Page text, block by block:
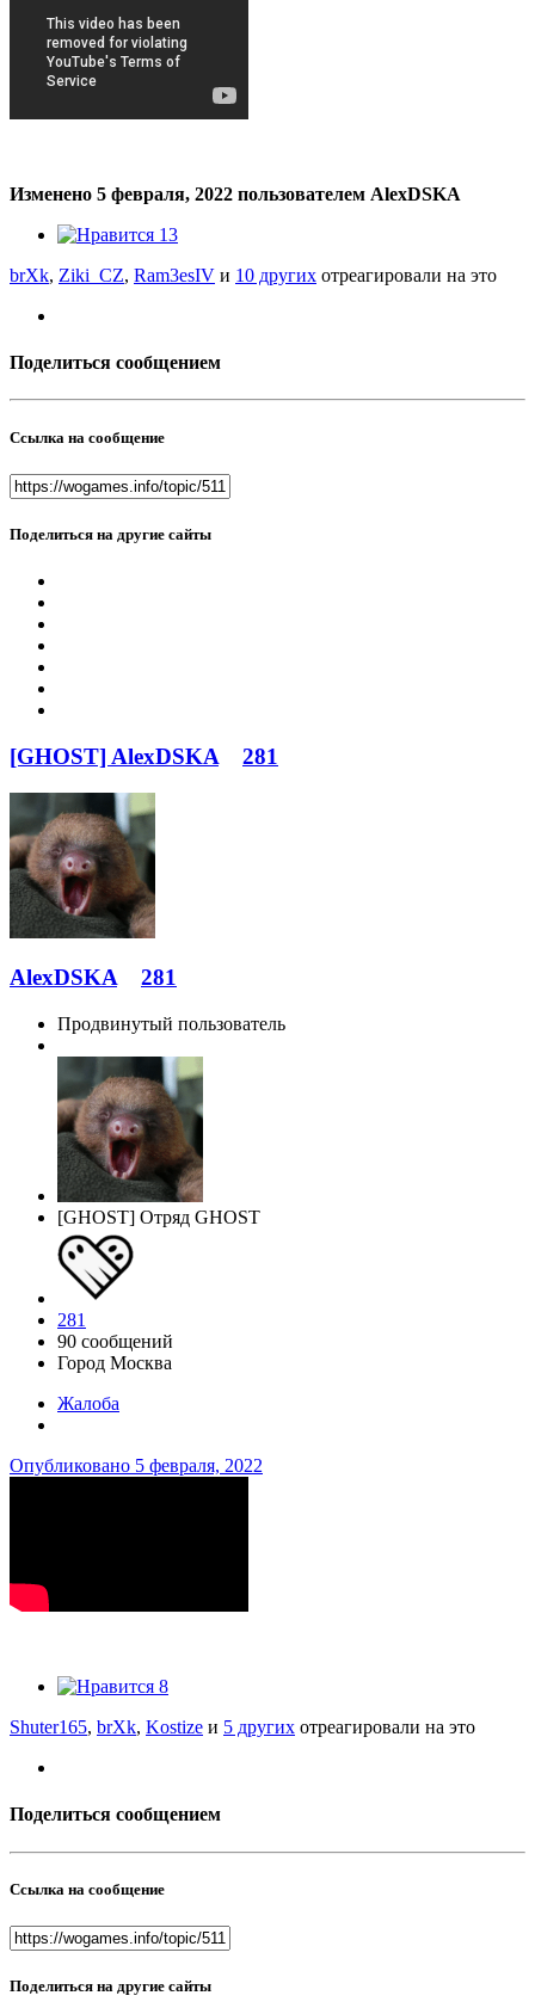
Изменено 5 февраля, 2022 пользователем AlexDSKA
13
brXk, Ziki_CZ, Ram3esIV и 10 других отреагировали на это
Поделиться сообщением
Ссылка на сообщение
Поделиться на другие сайты
[GHOST] AlexDSKA 281
AlexDSKA 281
Продвинутый пользователь
[GHOST] Отряд GHOST
281
90 сообщений
Город Москва
Жалоба
Опубликовано 5 февраля, 2022
8
Shuter165, brXk, Kostize и 5 других отреагировали на это
Поделиться сообщением
Ссылка на сообщение
Поделиться на другие сайты